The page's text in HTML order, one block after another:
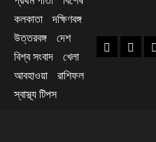
কলকাতা দক্ষিণবঙ্গ
উত্তরবঙ্গ দেশ
বিশ্ব সংবাদ খেলা
আবহাওয়া রাশিফল
স্বাস্থ্য টিপস
প্রথম পাতা
বিশেষ